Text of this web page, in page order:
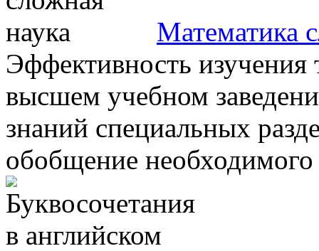
Математика
Эффективность
высшем учебном
знаний специальных
обобщение